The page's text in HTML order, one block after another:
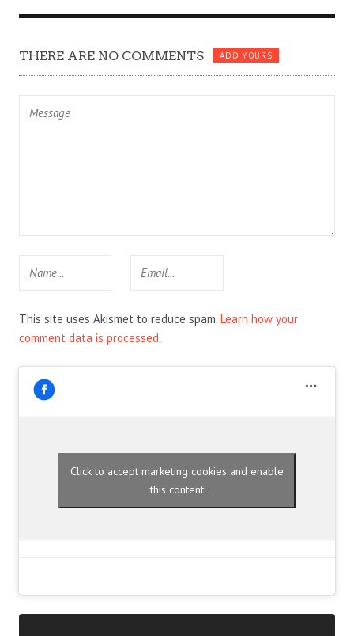
THERE ARE NO COMMENTS ADD YOURS
This site uses Akismet to reduce spam. Learn how your
comment data is processed.
Click to accept marketing cookies and enable
this content